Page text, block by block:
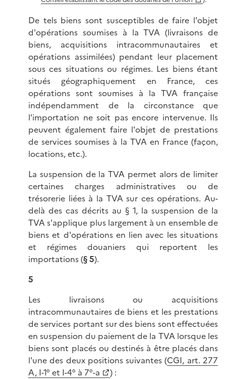
De tels biens sont susceptibles de faire l'objet
d'opérations soumises à la TVA (livraisons de
biens, acquisitions intracommunautaires et
opérations assimilées) pendant leur placement
sous ces situations ou régimes. Les biens étant
situés géographiquement en France, ces
opérations sont soumises à la TVA française
indépendamment de la circonstance que
l'importation ne soit pas encore intervenue. Ils
peuvent également faire l'objet de prestations
de services soumises à la TVA en France (façon,
locations, etc.).
La suspension de la TVA permet alors de limiter
certaines charges administratives ou de
trésorerie liées à la TVA sur ces opérations. Au-
delà des cas décrits au § 1, la suspension de la
TVA s'applique plus largement à un ensemble de
biens et d'opérations en lien avec les situations
et régimes douaniers qui reportent les
importations (§ 5).
5
Les livraisons ou acquisitions
intracommunautaires de biens et les prestations
de services portant sur des biens sont effectuées
en suspension du paiement de la TVA lorsque les
biens sont placés ou destinés à être placés dans
l'une des deux positions suivantes (CGI, art. 277
A, I-1° et I-4° à 7°-a
) :